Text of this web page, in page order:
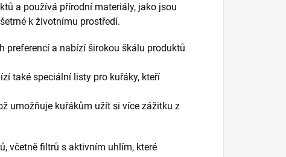
a používá přírodní materiály, jako jsou
k životnímu prostředí.
preferencí a nabízí širokou škálu produktů
také speciální listy pro kuřáky, kteří
umožňuje kuřákům užít si více zážitku z
včetně filtrů s aktivním uhlím, které